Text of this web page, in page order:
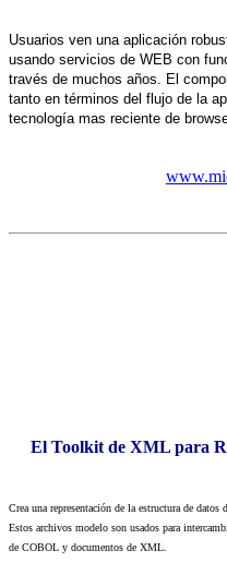
Usuarios ven una aplicación
usando servicios de WEB con
través de muchos años. El
tanto en términos del flujo de la
tecnología mas reciente de
El Toolkit de XML para
Crea una representación de la estructura de
Estos archivos modelo son usados para
de COBOL y documentos de XML.